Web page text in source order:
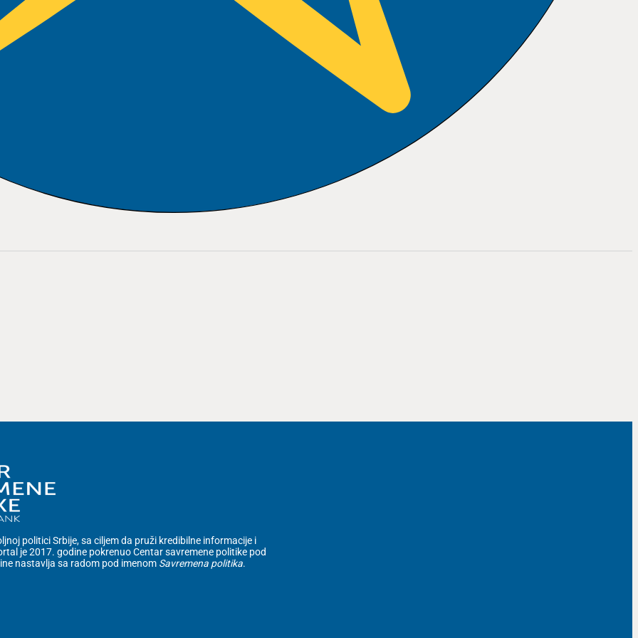
politici Srbije, sa ciljem da pruži kredibilne informacije i
je 2017. godine pokrenuo Centar savremene politike pod
nastavlja sa radom pod imenom Savremena politika.